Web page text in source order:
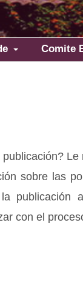
Comite
sobre las
publicación
con el